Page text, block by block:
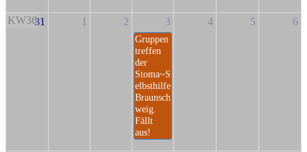
KW3631 1 2 3
Gruppen
treffen
der
Stoma~S
elbsthilfe
Braunsch
weig.
Fällt
aus!
4 5 6